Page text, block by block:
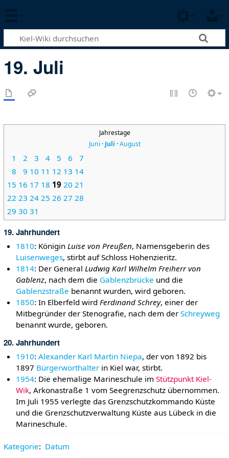
19. Juli
Jahrestage
Juni· Juli ·August
1 2 3 4 5 6
7
8
9 10 11 12 13 14
15 16 17 18 19 20 21
22 23 24 25 26 27 28
29 30 31
19. Jahrhundert
1810: KöniginLuise von Preußen, Namensgeberin des
Luisenweges, stirbt auf Schloss Hohenzieritz.
1814: Der GeneralLudwig Karl Wilhelm Freiherr von
Gablenz, nach dem die Gablenzbrücke und die
Gablenzstraße benannt wurden, wird geboren.
1850: In Elberfeld wirdFerdinand Schrey, einer der
Mitbegründer der Stenografie, nach dem derSchreyweg
benannt wurde, geboren.
20. Jahrhundert
1910:Alexander Karl Martin Niepa, der von 1892 bis
1897 Bürgerworthalter in Kiel war, stirbt.
1954: Die ehemalige Marineschule imStützpunkt Kiel-
Wik, Arkonastraße 1 vom Seegrenzschutz übernommen.
Im Juli 1955 verlegte das Grenzschutzkommando Küste
und die Grenzschutzverwaltung Küste aus Lübeck in die
Marineschule.
Kategorie: Datum